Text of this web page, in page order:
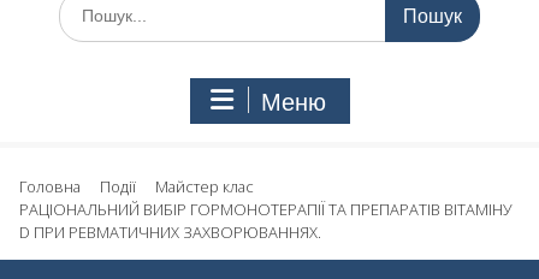
Меню
Головна Події
Майстер клас
РАЦІОНАЛЬНИЙ ВИБІР ГОРМОНОТЕРАПІЇ ТА ПРЕПАРАТІВ ВІТАМІНУ
D ПРИ РЕВМАТИЧНИХ ЗАХВОРЮВАННЯХ.